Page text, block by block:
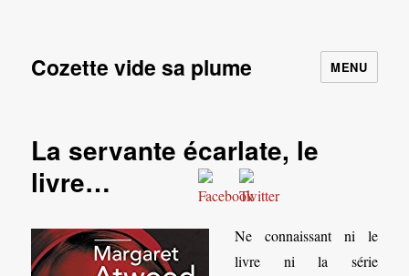
Cozette vide sa plume MENU
La servante écarlate, le
livre…
Ne connaissant ni le
livre ni la série